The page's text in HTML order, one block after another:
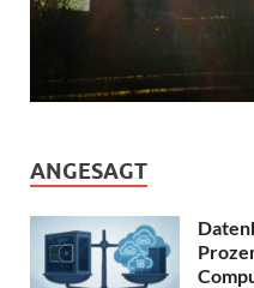
ANGESAGT